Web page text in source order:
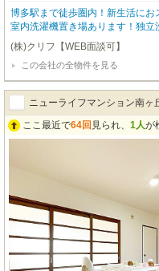
博多駅まで徒歩圏内！新生活にお
室内洗濯機置き場あります！独立
(株)クリフ【WEB面談可】
この会社の全物件を見る
ニューライフマンション南ヶ
ここ最近で64回 見られ、 1人が